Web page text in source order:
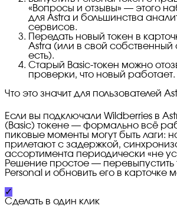
«Вопросы и отзывы» — этого
для Astra и большинства
сервисов.
Передать новый токен в
Astra (или в свой собственный
есть).
Старый Basic-токен можно
проверки, что новый работает.
Что это значит для пользователей
Если вы подключали Wildberries в
(Basic) токене — формально всё
пиковые моменты могут быть лаги:
прилетают с задержкой,
ассортимента периодически «не
Решение простое — перевыпустить
Personal и обновить его в карточке
✓
Сделать в один клик